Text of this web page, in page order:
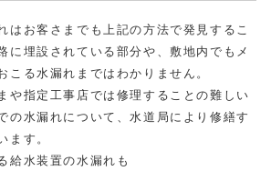
お客さまでも上記の方法で発見するこ
に埋設されている部分や、敷地内でもメ
こる水漏れまではわかりません。
や指定工事店では修理することの難しい
の水漏れについて、水道局により修繕す
ます。
給水装置の水漏れも